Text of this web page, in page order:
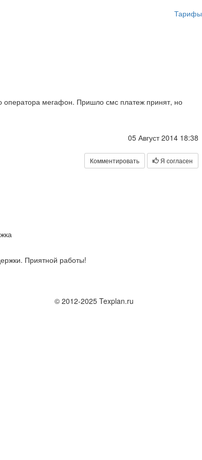
Тарифы
оператора мегафон. Пришло смс платеж принят, но
05 Август 2014 18:38
Комментировать Я согласен
Приятной работы!
© 2012-2025 Texplan.ru